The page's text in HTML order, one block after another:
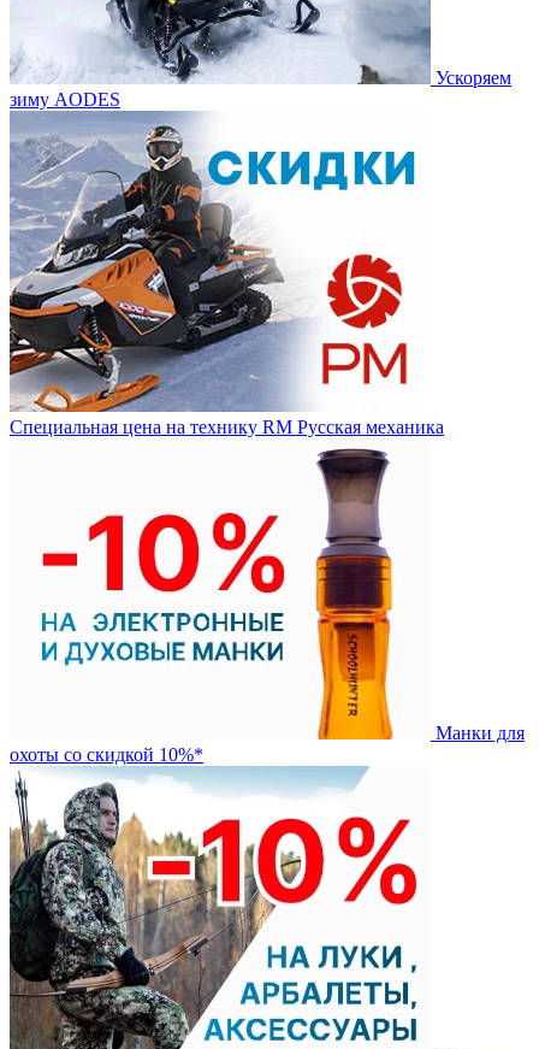
Ускоряем
зиму AODES
Специальная цена на технику RM Русская механика
Манки для
охоты со скидкой 10%*